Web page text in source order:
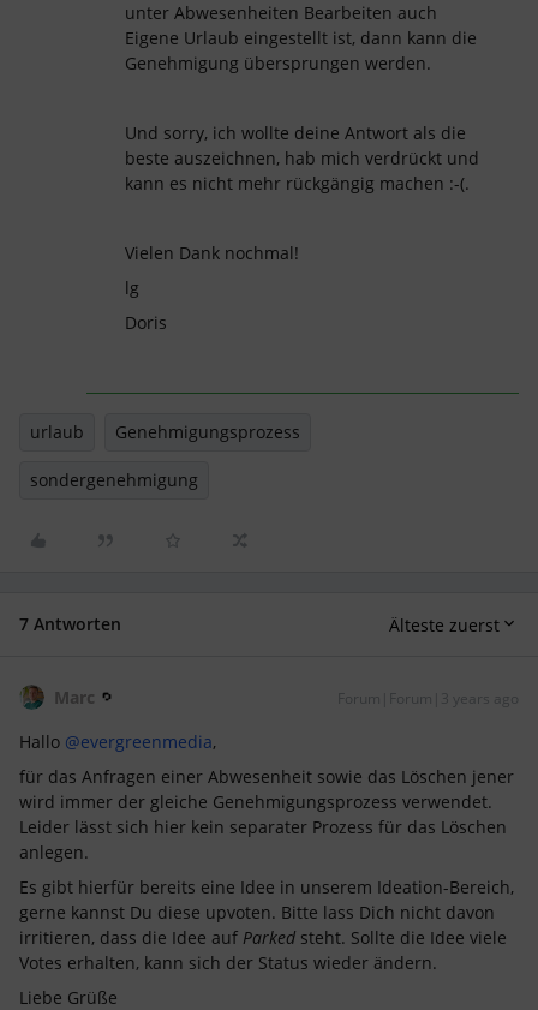
unter Abwesenheiten Bearbeiten auch
Eigene Urlaub eingestellt ist, dann kann die
Genehmigung übersprungen werden.
Und sorry, ich wollte deine Antwort als die
beste auszeichnen, hab mich verdrückt und
kann es nicht mehr rückgängig machen :-(.
Vielen Dank nochmal!
lg
Doris
urlaub Genehmigungsprozess
sondergenehmigung
7 Antworten Älteste zuerst
Marc Forum|Forum|3 years ago
Hallo @evergreenmedia,
für das Anfragen einer Abwesenheit sowie das Löschen jener
wird immer der gleiche Genehmigungsprozess verwendet.
Leider lässt sich hier kein separater Prozess für das Löschen
anlegen.
Es gibt hierfür bereits eine Idee in unserem Ideation-Bereich,
gerne kannst Du diese upvoten. Bitte lass Dich nicht davon
irritieren, dass die Idee auf Parked steht. Sollte die Idee viele
Votes erhalten, kann sich der Status wieder ändern.
Liebe Grüße